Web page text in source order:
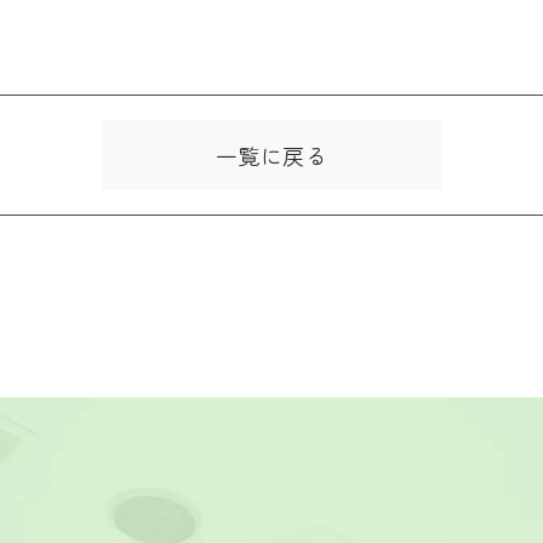
一覧に戻る